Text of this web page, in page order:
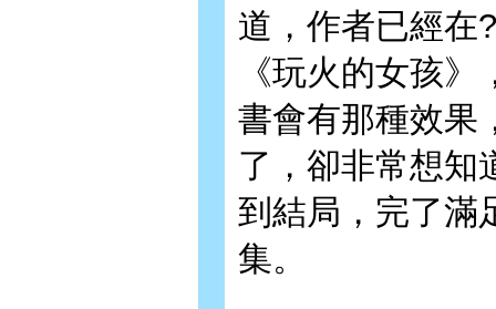
道，作者已經在
《玩火的女孩
書會有那種效果
了，卻非常想知
到結局，完了滿
集。